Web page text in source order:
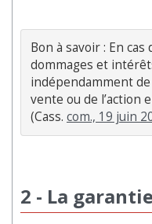
Bon à savoir : En cas
dommages et
indépendamment
vente ou de l’action
(Cass. com., 19 juin
2 - La